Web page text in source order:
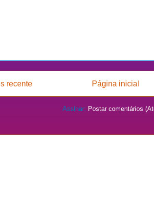
recente Página inicial
Assinar: Postar comentários